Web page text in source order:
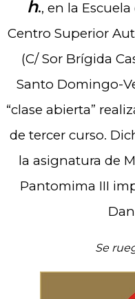
h., en la
Centro Superior
(C/ Sor Brígida
Santo Domingo-
“clase abierta”
de tercer curso.
la asignatura de
Pantomima III
Se